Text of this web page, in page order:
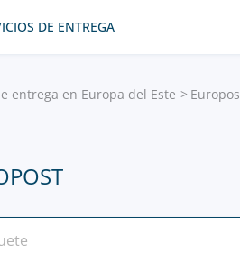
DE ENTREGA
entrega en Europa del Este